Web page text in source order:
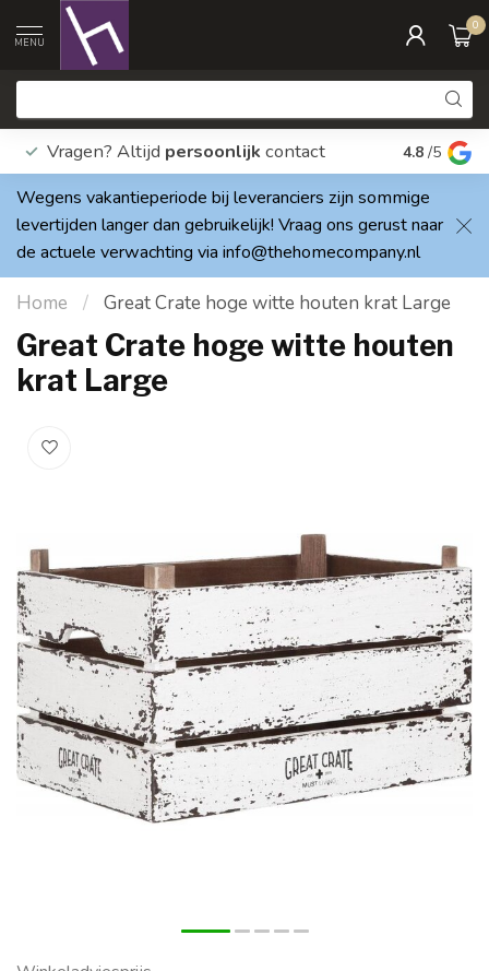
MENU
0
Vragen? Altijd persoonlijk contact Elke dag
4.8 /5
Wegens vakantieperiode bij leveranciers zijn sommige
levertijden langer dan gebruikelijk! Vraag ons gerust naar
de actuele verwachting via info@thehomecompany.nl
Home / Great Crate hoge witte houten krat Large
Great Crate hoge witte houten
krat Large